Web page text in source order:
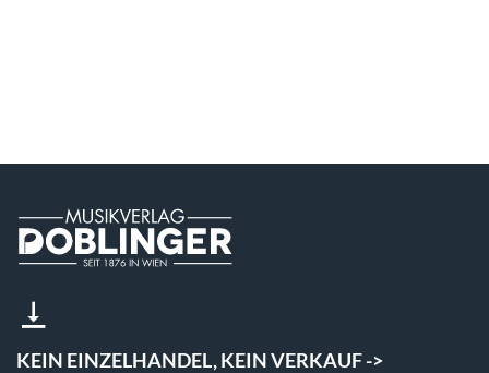
KEIN EINZELHANDEL, KEIN VERKAUF ->